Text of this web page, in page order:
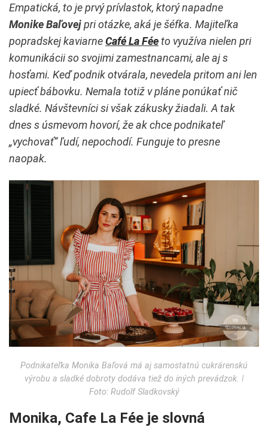
Empatická, to je prvý prívlastok, ktorý napadne
Monike Baľovejpri otázke, aká je šéfka. Majiteľka
popradskej kaviarneCafé La Féeto využíva nielen pri
komunikácii so svojimi zamestnancami, ale aj s
hosťami. Keď podnik otvárala, nevedela pritom ani len
upiecť bábovku. Nemala totiž v pláne ponúkať nič
sladké. Návštevníci si však zákusky žiadali. A tak
dnes s úsmevom hovorí, že ak chce podnikateľ
„vychovať“ ľudí, nepochodí. Funguje to presne
naopak.
Podnikateľka Monika Baľová má aj samostatnú cukrárenskú
výrobu a sladké dobroty dodáva tiež do iných prevádzok. ǀ
Foto: Rudolf Sladkovský
Monika, Cafe La Fée je slovná